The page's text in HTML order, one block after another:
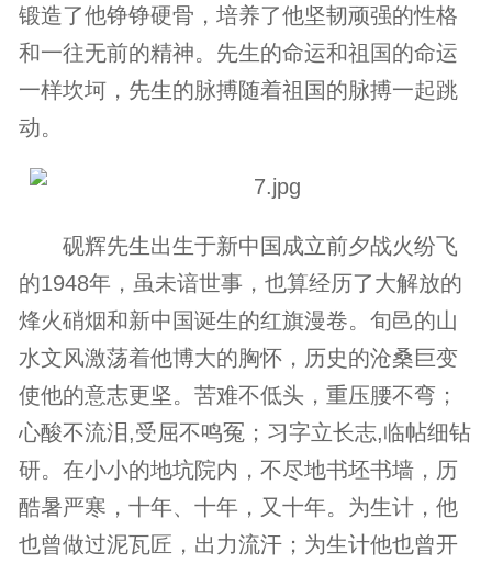
锻造了他铮铮硬骨，培养了他坚韧顽强的性格
和一往无前的精神。先生的命运和祖国的命运
一样坎坷，先生的脉搏随着祖国的脉搏一起跳
动。
砚辉先生出生于新中国成立前夕战火纷飞
的1948年，虽未谙世事，也算经历了大解放的
烽火硝烟和新中国诞生的红旗漫卷。旬邑的山
水文风激荡着他博大的胸怀，历史的沧桑巨变
使他的意志更坚。苦难不低头，重压腰不弯；
心酸不流泪,受屈不鸣冤；习字立长志,临帖细钻
研。在小小的地坑院内，不尽地书坯书墙，历
酷暑严寒，十年、十年，又十年。为生计，他
也曾做过泥瓦匠，出力流汗；为生计他也曾开